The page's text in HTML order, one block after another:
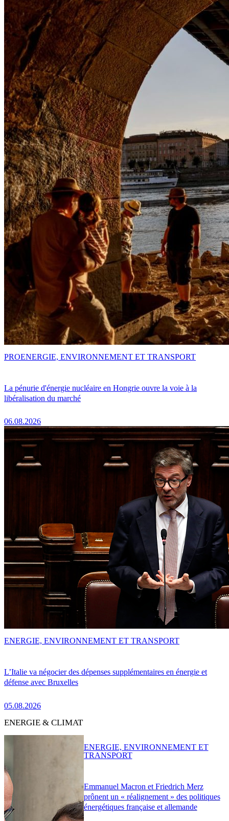
La pénurie d'énergie nucléaire en Hongrie ouvre la voie à la
libéralisation du marché
06.08.2026
PROENERGIE, ENVIRONNEMENT ET TRANSPORT
L’Italie va négocier des dépenses supplémentaires en énergie et
défense avec Bruxelles
05.08.2026
ENERGIE, ENVIRONNEMENT ET TRANSPORT
ENERGIE & CLIMAT
Emmanuel Macron et Friedrich Merz
prônent un « réalignement » des politiques
énergétiques française et allemande
ENERGIE, ENVIRONNEMENT ET
TRANSPORT